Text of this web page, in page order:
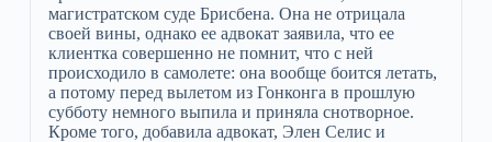
магистратском суде Брисбена. Она не отрицала
своей вины, однако ее адвокат заявила, что ее
клиентка совершенно не помнит, что с ней
происходило в самолете: она вообще боится летать,
а потому перед вылетом из Гонконга в прошлую
субботу немного выпила и приняла снотворное.
Кроме того, добавила адвокат, Элен Селис и